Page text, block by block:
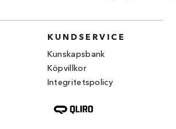
KUNDSERVICE
Kunskapsbank
Köpvillkor
Integritetspolicy